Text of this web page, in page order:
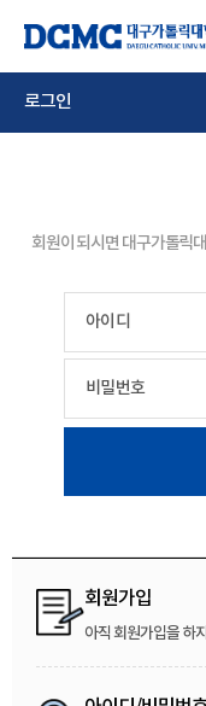
로그인
회원이 되시면 대구가톨릭
아이디
비밀번호
회원가입
아직 회원가입을 하